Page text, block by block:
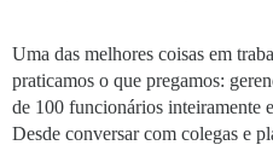
Uma das melhores coisas em
praticamos o que pregamos:
de 100 funcionários inteiramente
Desde conversar com colegas e